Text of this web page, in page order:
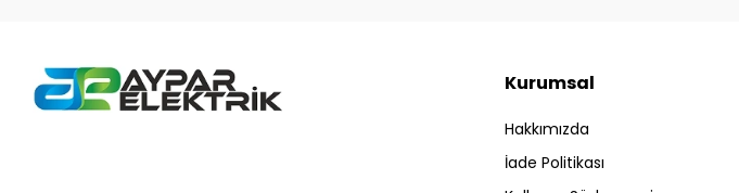
Kurumsal
Hakkımızda
İade Politikası